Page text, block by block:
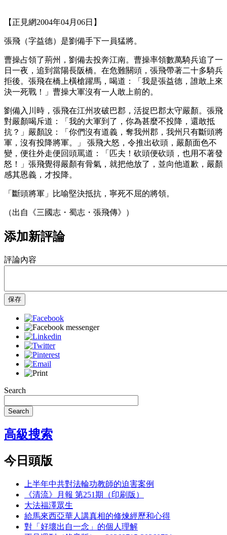
【正見網2004年04月06日】
張飛（字益德）是劉備手下一員猛將。
曹操占領了荊州，劉備去投奔江南。曹操率領數萬騎兵追了一
日一夜，追到當陽長阪橋。在危難關頭，張飛帶著二十多騎兵
拒後。張飛在橋上橫槍躍馬，喝道：「我是張益德，誰敢上來
決一死戰！」曹操大軍沒有一人敢上前的。
劉備入川時，張飛在江州攻破巴郡，活捉巴郡太守嚴顏。張飛
對嚴顏喝斥道：「我的大軍到了，你為甚麼不投降，還敢抵
抗？」嚴顏說：「你們沒有道義，奪我州郡，我州只有斷頭將
軍，沒有投降將軍。」 張飛大怒，令推出砍頭，嚴顏面色不
變，便往外走便回頭罵道：「匹夫！砍頭便砍頭，也用不著發
怒！」張飛覺得嚴顏有骨氣，就把他放了，並向他道歉，嚴顏
感其恩義，才投降。
「斷頭將軍」比喻堅決抵抗，寧死不屈的將領。
（出自《三國志・蜀志・張飛傳》）
添加新評論
評論內容
保存
Search
Search
高級搜索
今日頭版
上半年中共對法輪功教師的迫害案例
《清流》月報 第251期（印刷版）
大法福澤眾生
給馬來西亞華人講真相的修煉經歷和心得
對「好壞出自一念」的個人理解